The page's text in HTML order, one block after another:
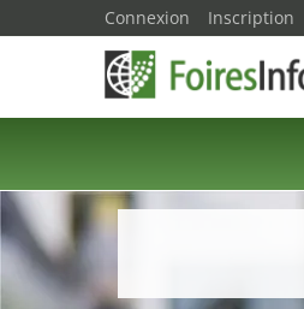
Connexion Inscription